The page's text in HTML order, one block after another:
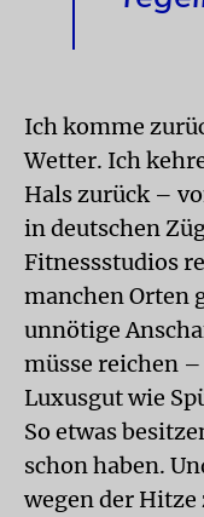
Ich komme
Wetter. Ich
Hals zurück –
in deutschen
Fitnessstudios
manchen Orten
unnötige
müsse reichen
Luxusgut wie
So etwas
schon haben.
wegen der Hitze